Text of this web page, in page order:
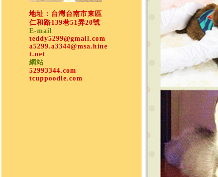
地址：台灣台南市東區
仁和路139巷51弄20號
E-mail
teddy5299@gmail.com
a5299.a3344@msa.hine
t.net
網站
52993344.com
tcuppoodle.com